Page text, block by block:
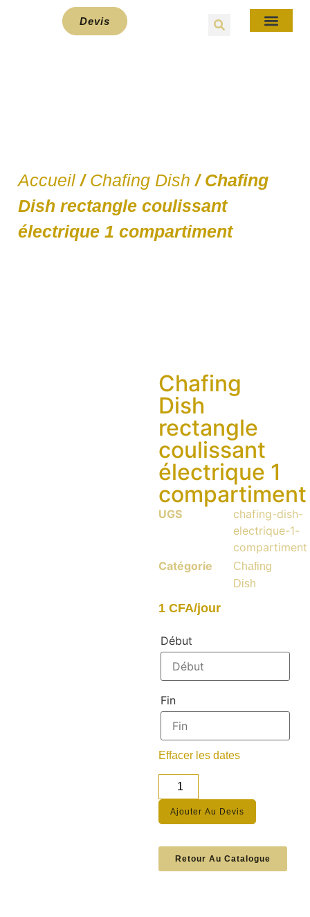
Devis
Accueil / Chafing Dish / Chafing
Dish rectangle coulissant
électrique 1 compartiment
Chafing
Dish
rectangle
coulissant
électrique 1
compartiment
UGS
chafing-dish-
electrique-1-
compartiment
Catégorie
Chafing
Dish
1CFA/jour
Début
Fin
Effacer les dates
Ajouter Au Devis
Retour Au Catalogue